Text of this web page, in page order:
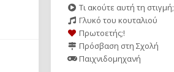
Τι ακούτε αυτή τη στιγμή;
Γλυκό του κουταλιού
Πρωτοετής;!
Πρόσβαση στη Σχολή
Παιχνιδομηχανή